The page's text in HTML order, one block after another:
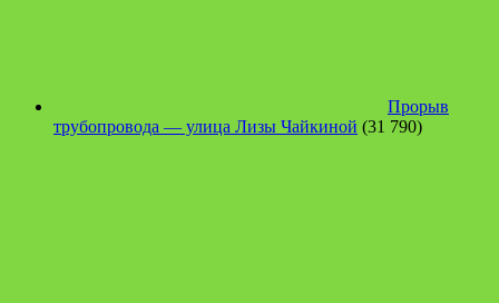
Прорыв
трубопровода — улица Лизы Чайкиной (31 790)